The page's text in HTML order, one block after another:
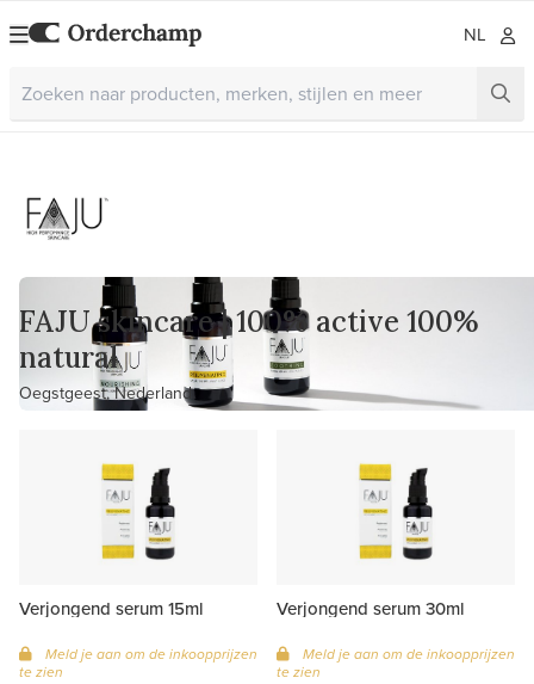
NL
FAJU skincare | 100% active 100%
natural
Oegstgeest, Nederland
Verjongend serum 15ml
Meld je aan om de inkoopprijzen
te zien
Verjongend serum 30ml
Meld je aan om de inkoopprijzen
te zien